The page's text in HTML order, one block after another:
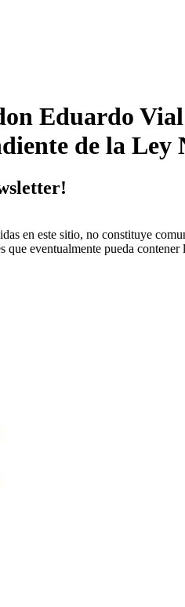
Eduardo
de la Ley
en este sitio, no constituye
que eventualmente pueda